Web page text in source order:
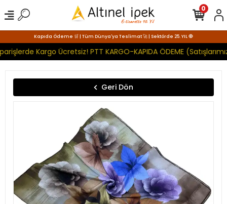
Kapıda Ödeme 🛒 | Tüm Dünya'ya Teslimat 🚀 | Sektörde 25. YIL 🧿
Kargo Ücretsiz! PTT KARGO-KAPIDA ÖDEME
0
Geri Dön